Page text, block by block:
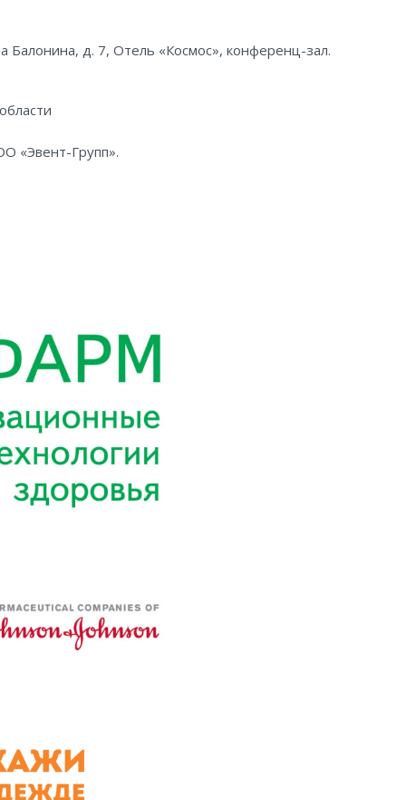
Балонина, д. 7, Отель «Космос», конференц-зал.
«Эвент-Групп».